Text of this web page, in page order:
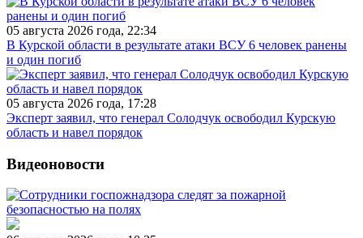
05 августа 2026 года, 22:34
В Курской области в результате атаки ВСУ 6 человек ранены
и один погиб
05 августа 2026 года, 17:28
Эксперт заявил, что генерал Солодчук освободил Курскую
область и навел порядок
Видеоновости